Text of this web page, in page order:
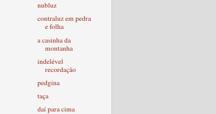
nubluz
contraluz em pedra
e folha
a casinha da
montanha
indelével
recordação
pedgina
taça
daí para cima